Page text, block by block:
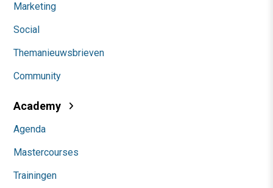
Marketing
Social
Themanieuwsbrieven
Community
Academy
Agenda
Mastercourses
Trainingen